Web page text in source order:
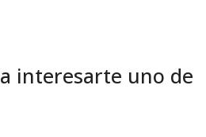
interesarte uno de